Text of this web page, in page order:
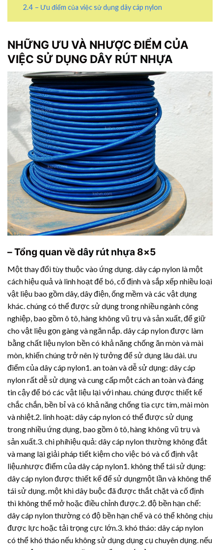
2.4 – Ưu điểm của việc sử dụng dây cáp nylon
NHỮNG ƯU VÀ NHƯỢC ĐIỂM CỦA
VIỆC SỬ DỤNG DÂY RÚT NHỰA
– Tổng quan vềdây rút nhựa 8×5
Một thay đổi tùy thuộc vào ứng dụng. dây cáp nylon là một
cách hiệu quả và linh hoạt để bó, cố định và sắp xếp nhiều loại
vật liệu bao gồm dây, dây điện, ống mềm và các vật dụng
khác. chúng có thể được sử dụng trong nhiều ngành công
nghiệp, bao gồm ô tô, hàng không vũ trụ và sản xuất, để giữ
cho vật liệu gọn gàng và ngăn nắp. dây cáp nylon được làm
bằng chất liệu nylon bền có khả năng chống ăn mòn và mài
mòn, khiến chúng trở nên lý tưởng để sử dụng lâu dài. ưu
điểm của dây cáp nylon1. an toàn và dễ sử dụng: dây cáp
nylon rất dễ sử dụng và cung cấp một cách an toàn và đáng
tin cậy để bó các vật liệu lại với nhau. chúng được thiết kế
chắc chắn, bền bỉ và có khả năng chống tia cực tím, mài mòn
và nhiệt.2. linh hoạt: dây cáp nylon có thể được sử dụng
trong nhiều ứng dụng, bao gồm ô tô, hàng không vũ trụ và
sản xuất.3. chi phíhiệu quả: dây cáp nylon thường không đắt
và mang lại giải pháp tiết kiệm cho việc bó và cố định vật
liệu.nhược điểm của dây cáp nylon1. không thể tái sử dụng:
dây cáp nylon được thiết kế để sử dụngmột lần và không thể
tái sử dụng. một khi dây buộc đã được thắt chặt và cố định
thì không thể mở hoặc điều chỉnh được.2. độ bền hạn chế:
dây cáp nylon thường có độ bền hạn chế và có thể không chịu
được lực hoặc tải trọng cực lớn.3. khó tháo: dây cáp nylon
có thể khó tháo nếu không sử dụng dụng cụ chuyên dụng. nếu